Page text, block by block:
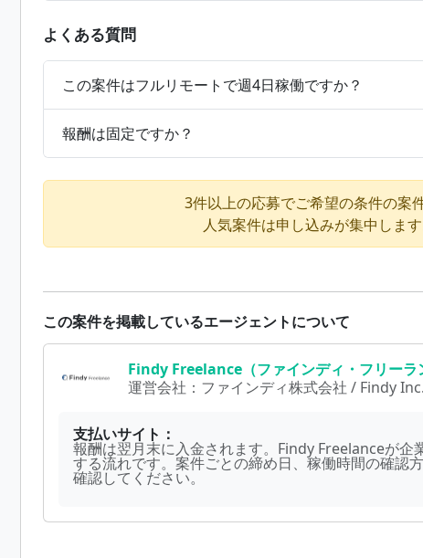
よくある質問
この案件はフルリモートで週4日稼働ですか？
報酬は固定ですか？
3件以上の応募でご希望の条件の案
人気案件は申し込みが集中しま
この案件を掲載しているエージェントについて
Findy Freelance（ファインディ・フリーラ
運営会社： ファインディ株式会社 / Findy Inc.
支払いサイト：
報酬は翌月末に入金されます。Findy Freelanceが企
する流れです。案件ごとの締め日、稼働時間の確認
確認してください。